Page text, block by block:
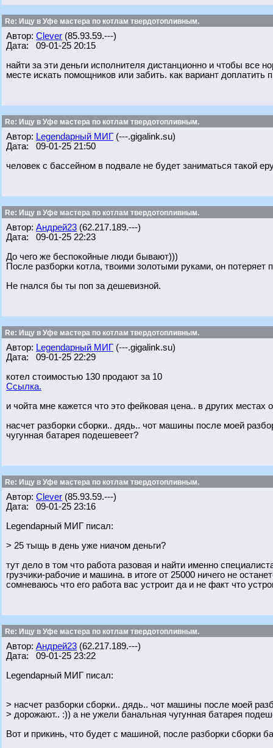
Re: Ищу в Уфе мастера по котлам твердотопливным.
Автор: Clever (85.93.59.---)
Дата: 09-01-25 20:15
найти за эти деньги исполнителя дистанционно и чтобы все
месте искать помощников или забить. как вариант
Re: Ищу в Уфе мастера по котлам твердотопливным.
Автор: Legendарный МИГ (---.gigalink.su)
Дата: 09-01-25 21:50
человек с бассейном в подвале не будет заниматься такой
Re: Ищу в Уфе мастера по котлам твердотопливным.
Автор: Андрей23 (62.217.189.---)
Дата: 09-01-25 22:23
До чего же беспокойные люди бывают)))
После разборки котла, твоими золотыми руками, он
Не гнался бы ты поп за дешевизной.
Re: Ищу в Уфе мастера по котлам твердотопливным.
Автор: Legendарный МИГ (---.gigalink.su)
Дата: 09-01-25 22:29
котел стоимостью 130 продают за 10
Ссылка.
и чойта мне кажется что это фейковая цена.. в других местах
насчет разборки сборки.. дядь.. чот машины после моей
чугунная батарея подешевеет?
Re: Ищу в Уфе мастера по котлам твердотопливным.
Автор: Clever (85.93.59.---)
Дата: 09-01-25 23:16
Legendарный МИГ писал:
> 25 тыщь в день уже ниачом деньги?
тут дело в том что работа разовая и найти именно
грузчики-рабочие и машина. в итоге от 25000 ничего не
сомневаюсь что его работа вас устроит да и не факт что
Re: Ищу в Уфе мастера по котлам твердотопливным.
Автор: Андрей23 (62.217.189.---)
Дата: 09-01-25 23:22
Legendарный МИГ писал:
> насчет разборки сборки.. дядь.. чот машины после моей
> дорожают.. :)) а не ужели банальная чугунная батарея
Вот и прикинь, что будет с машиной, после разборки сборки